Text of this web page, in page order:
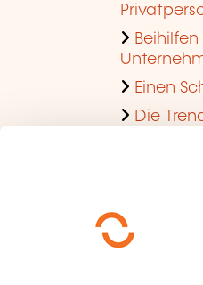
Einen
Die